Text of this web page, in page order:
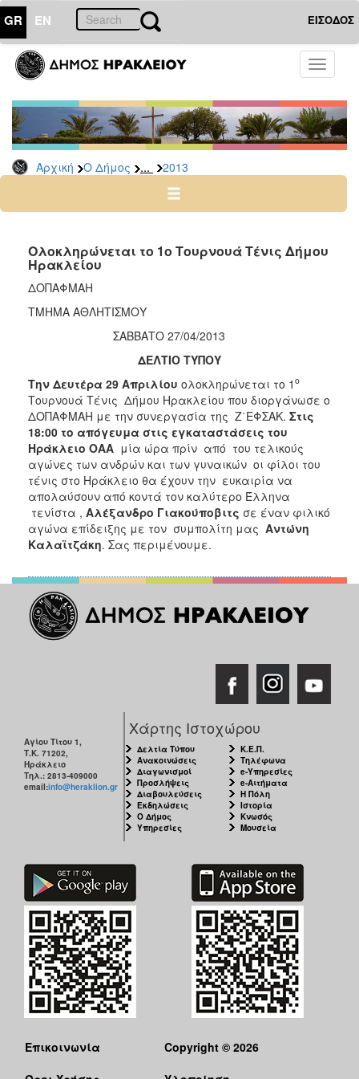
GR EN ΕΙΣΟΔΟΣ
Toggle
Αρχική Ο Δήμος ... 2013
ΔΗΜΟΣ
Δελτία
Τύπου
Αρχείο
2026
2024
2022
2021
2020
2017
2016
2015
2013
2012
2011
2010
2006
ΠΟΛΗ
Ολοκληρώνεται το 1ο Τουρνουά Τένις Δήμου
Ηρακλείου
ΔΟΠΑΦΜΑΗ
ΤΜΗΜΑ ΑΘΛΗΤΙΣΜΟΥ
ΣΑΒΒΑΤΟ 27/04/2013
ΔΕΛΤΙΟ ΤΥΠΟΥ
Την Δευτέρα 29 Απριλίου ολοκληρώνεται το 1 ο
Τουρνουά Τένις Δήμου Ηρακλείου που διοργάνωσε ο
ΔΟΠΑΦΜΑΗ με την συνεργασία της Ζ΄ΕΦΣΑΚ. Στις
18:00 το απόγευμα στις εγκαταστάσεις του
Ηράκλειο ΟΑΑ μία ώρα πρίν από του τελικούς
αγώνες των ανδρών και των γυναικών οι φίλοι του
τένις στο Ηράκλειο θα έχουν την ευκαιρία να
απολαύσουν από κοντά τον καλύτερο Έλληνα
τενίστα , Αλέξανδρο Γιακούποβιτς σε έναν φιλικό
αγώνα επίδειξης με τον συμπολίτη μας Αντώνη
Καλαϊτζάκη. Σας περιμένουμε.
Αγίου Τίτου 1,
Τ.Κ. 71202,
Ηράκλειο
Τηλ.: 2813-409000
email:info@heraklion.gr
Χάρτης Ιστοχώρου
Δελτία Τύπου
Ανακοινώσεις
Διαγωνισμοί
Προσλήψεις
Διαβουλεύσεις
Εκδηλώσεις
Ο Δήμος
Υπηρεσίες
Κ.Ε.Π.
Τηλέφωνα
e-Υπηρεσίες
e-Αιτήματα
Η Πόλη
Ιστορία
Κνωσός
Μουσεία
Επικοινωνία
Copyright © 2026